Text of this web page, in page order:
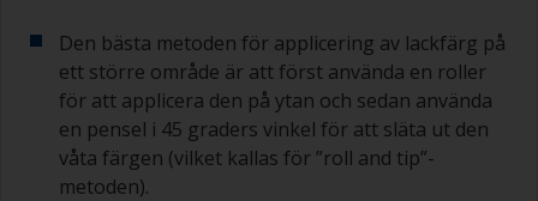
Den bästa metoden för applicering av lackfärg på
ett större område är att först använda en roller
för att applicera den på ytan och sedan använda
en pensel i 45 graders vinkel för att släta ut den
våta färgen (vilket kallas för ”roll and tip”-
metoden).